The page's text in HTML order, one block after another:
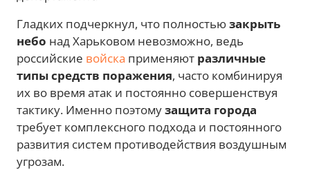
Гладких подчеркнул, что полностьюзакрыть
небо над Харьковом невозможно, ведь
российские войска применяют различные
типы средств поражения, часто комбинируя
их во время атак и постоянно совершенствуя
тактику. Именно поэтомузащита города
требует комплексного подхода и постоянного
развития систем противодействия воздушным
угрозам.